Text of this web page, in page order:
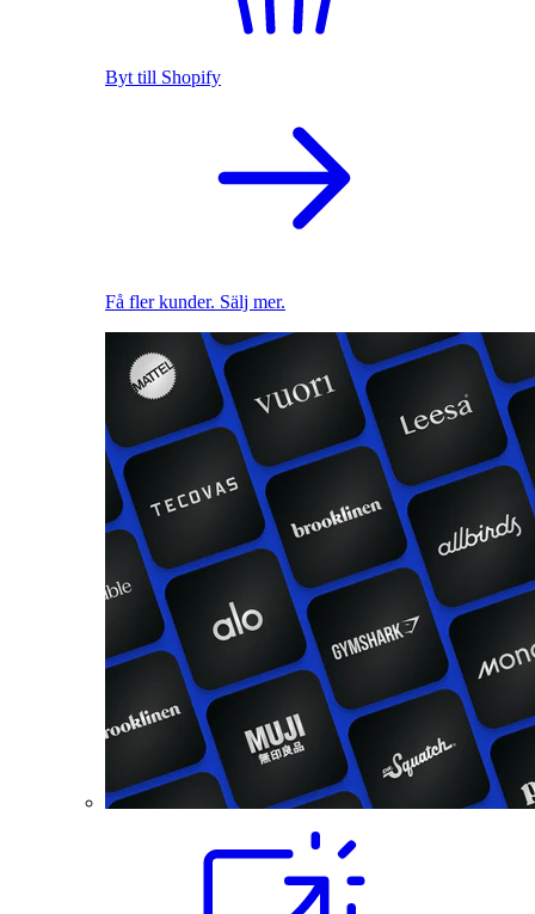
Byt till Shopify
Få fler kunder. Sälj mer.